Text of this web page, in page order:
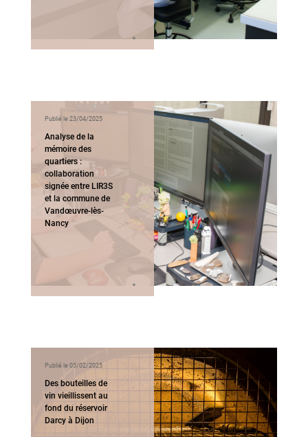
Publié le 23/04/2025
Analyse de la
mémoire des
quartiers :
collaboration
signée entre LIR3S
et la commune de
Vandœuvre-lès-
Nancy
Publié le 05/02/2025
Des bouteilles de
vin vieillissent au
fond du réservoir
Darcy à Dijon